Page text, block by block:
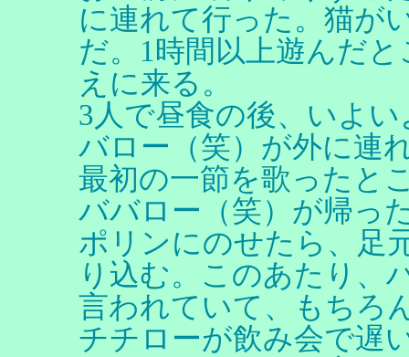
に連れて行った。猫が
だ。1時間以上遊んだ
えに来る。
3人で昼食の後、いよ
バロー（笑）が外に連
最初の一節を歌ったと
ババロー（笑）が帰っ
ポリンにのせたら、足
り込む。このあたり、
言われていて、もちろ
チチローが飲み会で遅